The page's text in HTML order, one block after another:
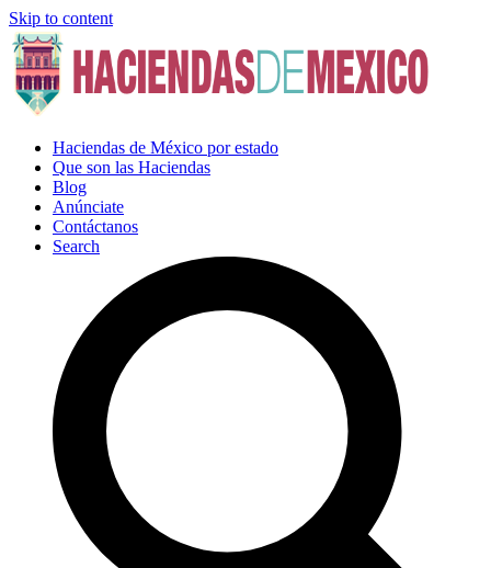
Skip to content
Haciendas de México por estado
Que son las Haciendas
Blog
Anúnciate
Contáctanos
Search